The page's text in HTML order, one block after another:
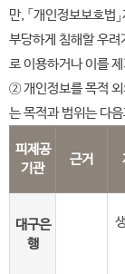
만, 「개인정보보호법
부당하게 침해할 우
로 이용하거나 이를
② 개인정보를 목적 외
는 목적과 범위는 다
피제공
기관
근거
대구은
행